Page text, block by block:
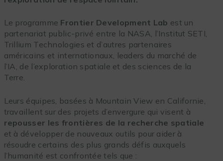
Le programme Frontier Development Lab est un
partenariat public-privé entre la NASA, l’Institut SETI,
Trillium Technologies et d’autres partenaires
américains et internationaux, leaders du marché de
l’IA, de l’exploration spatiale et des sciences de la
Terre.
Leurs équipes, basées à Mountain View en Californie,
travaillent sur des projets d’envergure qui visent à
repousser les frontières de la recherche spatiale
et à développer de nouveaux outils pour aider à
résoudre certains des plus grands défis auxquels
l’humanité est confrontée tels que :